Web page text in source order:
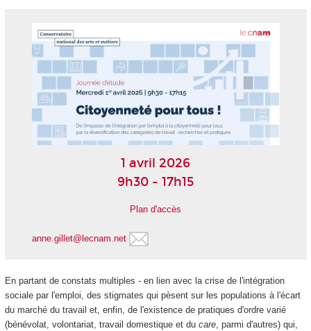
1 avril 2026
9h30 - 17h15
Plan d'accès
anne.gillet@lecnam.net
En partant de constats multiples - en lien avec la crise de l'intégration
sociale par l'emploi, des stigmates qui pèsent sur les populations à l'écart
du marché du travail et, enfin, de l'existence de pratiques d'ordre varié
(bénévolat, volontariat, travail domestique et du care, parmi d'autres) qui,